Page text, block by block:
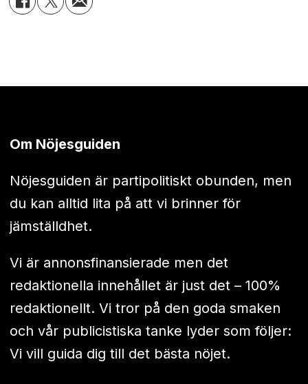
Om Nöjesguiden
Nöjesguiden är partipolitiskt obunden, men
du kan alltid lita på att vi brinner för
jämställdhet.
Vi är annonsfinansierade men det
redaktionella innehållet är just det – 100%
redaktionellt. Vi tror på den goda smaken
och vår publicistiska tanke lyder som följer:
Vi vill guida dig till det bästa nöjet.